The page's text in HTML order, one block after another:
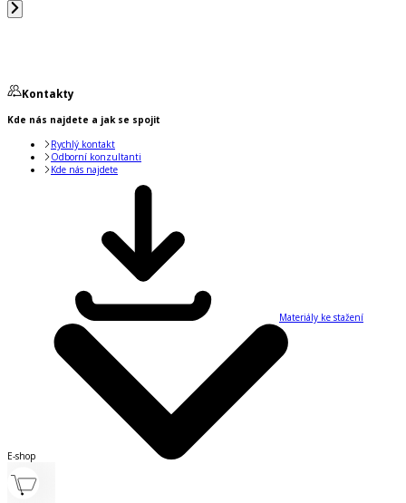
Kontakty
Kde nás najdete a jak se spojit
Rychlý kontakt
Odborní konzultanti
Kde nás najdete
Materiály ke stažení
E-shop